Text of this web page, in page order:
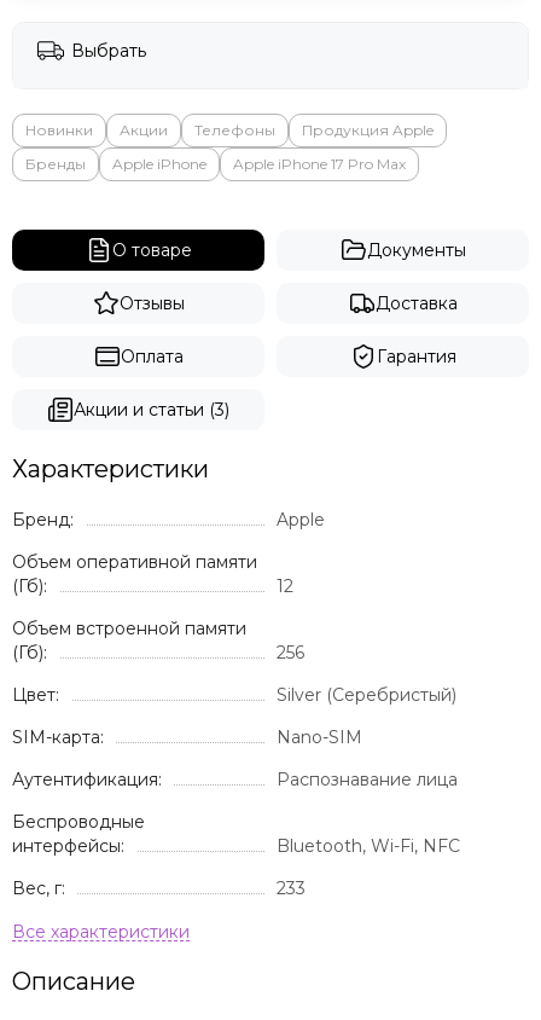
Выбрать
Новинки Акции Телефоны
Продукция Apple
Бренды
Apple iPhone Apple iPhone 17 Pro Max
О товаре Документы
Отзывы Доставка
Оплата Гарантия
Акции и статьи (3)
Характеристики
Бренд:
Apple
Объем оперативной памяти
(Гб):
12
Объем встроенной памяти
(Гб):
256
Цвет:
Silver (Серебристый)
SIM-карта:
Nano-SIM
Аутентификация:
Распознавание лица
Беспроводные
интерфейсы:
Bluetooth, Wi-Fi, NFC
Вес, г:
233
Описание